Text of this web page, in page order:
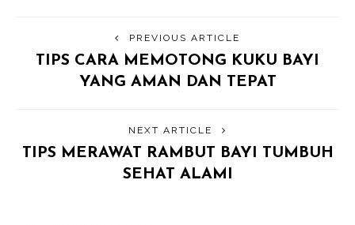
PREVIOUS ARTICLE
TIPS CARA MEMOTONG KUKU BAYI
YANG AMAN DAN TEPAT
NEXT ARTICLE
TIPS MERAWAT RAMBUT BAYI TUMBUH
SEHAT ALAMI